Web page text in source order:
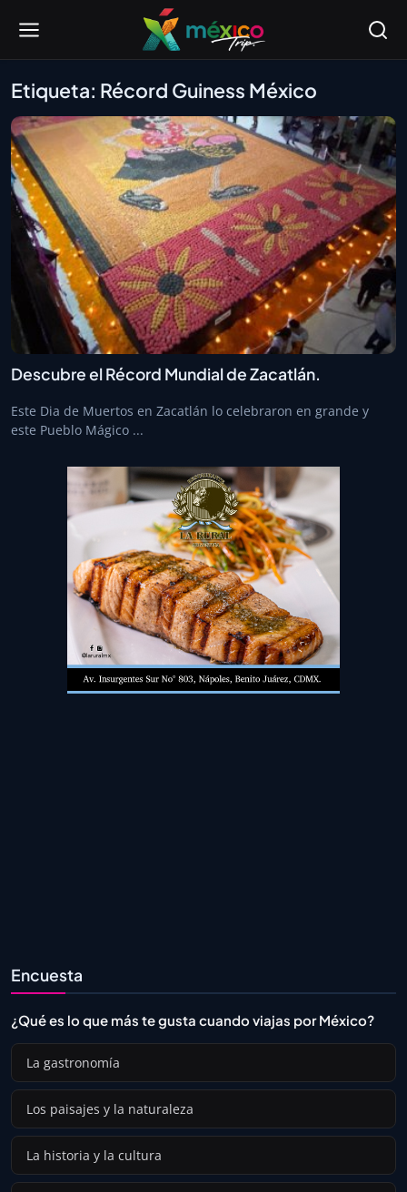
Etiqueta: Récord Guiness México
Descubre el Récord Mundial de Zacatlán.
Este Dia de Muertos en Zacatlán lo celebraron en grande y
este Pueblo Mágico ...
Encuesta
¿Qué es lo que más te gusta cuando viajas por México?
La gastronomía
Los paisajes y la naturaleza
La historia y la cultura